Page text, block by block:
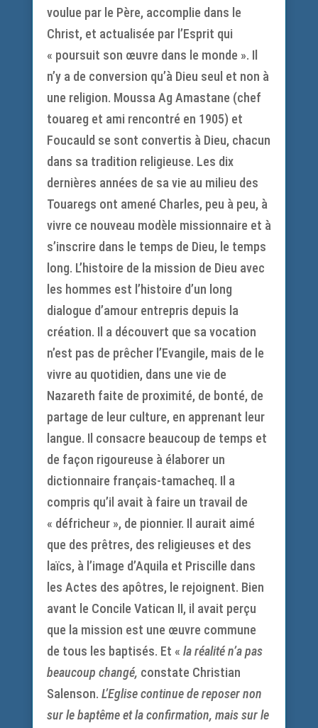
voulue par le Père, accomplie dans le
Christ, et actualisée par l’Esprit qui
« poursuit son œuvre dans le monde ». Il
n’y a de conversion qu’à Dieu seul et non à
une religion. Moussa Ag Amastane (chef
touareg et ami rencontré en 1905) et
Foucauld se sont convertis à Dieu, chacun
dans sa tradition religieuse. Les dix
dernières années de sa vie au milieu des
Touaregs ont amené Charles, peu à peu, à
vivre ce nouveau modèle missionnaire et à
s’inscrire dans le temps de Dieu, le temps
long. L’histoire de la mission de Dieu avec
les hommes est l’histoire d’un long
dialogue d’amour entrepris depuis la
création. Il a découvert que sa vocation
n’est pas de prêcher l’Evangile, mais de le
vivre au quotidien, dans une vie de
Nazareth faite de proximité, de bonté, de
partage de leur culture, en apprenant leur
langue. Il consacre beaucoup de temps et
de façon rigoureuse à élaborer un
dictionnaire français-tamacheq. Il a
compris qu’il avait à faire un travail de
« défricheur », de pionnier. Il aurait aimé
que des prêtres, des religieuses et des
laïcs, à l’image d’Aquila et Priscille dans
les Actes des apôtres, le rejoignent. Bien
avant le Concile Vatican II, il avait perçu
que la mission est une œuvre commune
de tous les baptisés. Et « la réalité n’a pas
beaucoup changé, constate Christian
Salenson. L’Eglise continue de reposer non
sur le baptême et la confirmation, mais sur le